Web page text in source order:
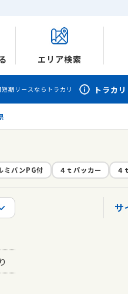
エリア検索
期リースならトラカリ トラカ
ミバンPG付 ４ｔパッカー ４
サ